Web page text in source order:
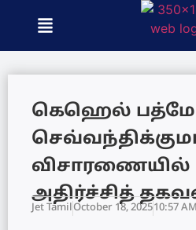
கெஹெல் பத்மே
அதிர்ச்சித்
Jet TamilOctober 18, 202510:57 AM